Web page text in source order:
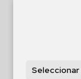
Seleccionar